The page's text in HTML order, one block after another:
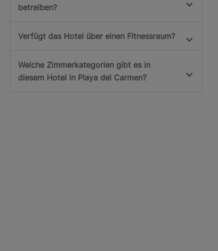
betreiben?
Verfügt das Hotel über einen Fitnessraum?
Welche Zimmerkategorien gibt es in
diesem Hotel in Playa del Carmen?